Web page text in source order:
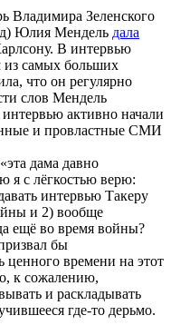
Владимира Зеленского
Юлия Мендель дала
В интервью
из самых больших
что он регулярно
слов Мендель
активно начали
и провластные СМИ
дама давно
я с лёгкостью верю:
интервью Такеру
и 2) вообще
ещё во время войны?
бы
ценного времени на этот
к сожалению,
и раскладывать
где-то дерьмо.